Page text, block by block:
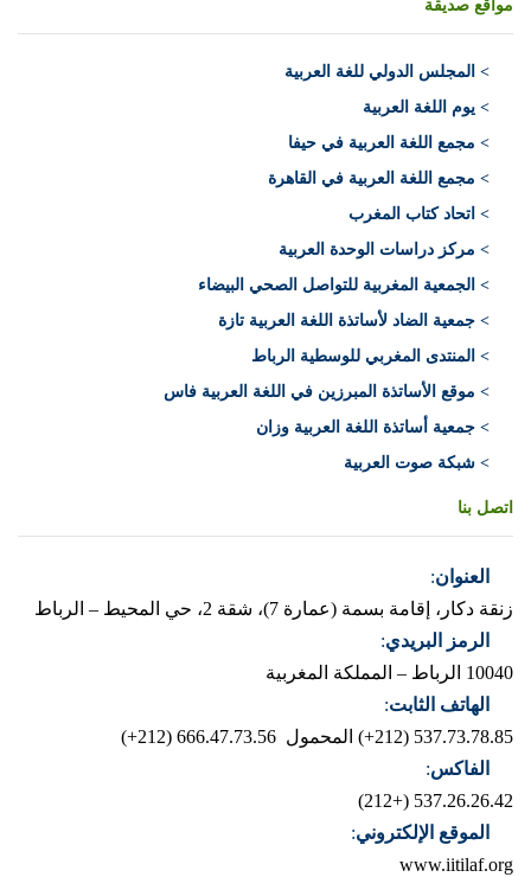
مواقع صديقة
> المجلس الدولي للغة العربية
> يوم اللغة العربية
> مجمع اللغة العربية في حيفا
> مجمع اللغة العربية في القاهرة
> اتحاد كتاب المغرب
> مركز دراسات الوحدة العربية
> الجمعية المغربية للتواصل الصحي البيضاء
> جمعية الضاد لأساتذة اللغة العربية تازة
> المنتدى المغربي للوسطية الرباط
> موقع الأساتذة المبرزين في اللغة العربية فاس
> جمعية أساتذة اللغة العربية وزان
> شبكة صوت العربية
اتصل بنا
العنوان:
زنقة دكار، إقامة بسمة (عمارة 7)، شقة 2، حي المحيط – الرباط
الرمز البريدي:
10040 الرباط – المملكة المغربية
الهاتف الثابت:
537.73.78.85 (212+)
المحمول 666.47.73.56 (212+)
الفاكس:
537.26.26.42 (+212)
الموقع الإلكتروني:
www.iitilaf.org